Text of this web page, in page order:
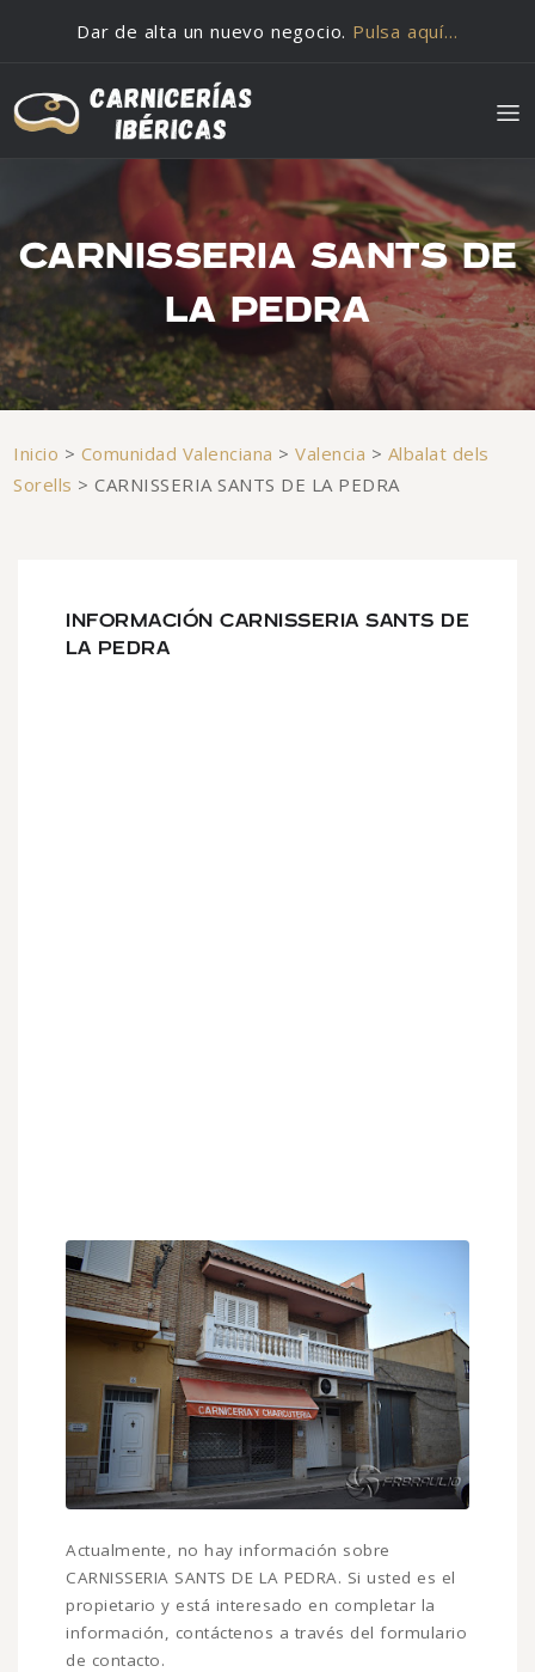
Dar de alta un nuevo negocio. Pulsa aquí…
CARNISSERIA SANTS DE
LA PEDRA
Inicio > Comunidad Valenciana >Valencia > Albalat dels
Sorells >CARNISSERIA SANTS DE LA PEDRA
INFORMACIÓN CARNISSERIA SANTS DE
LA PEDRA
Actualmente, no hay información sobre
CARNISSERIA SANTS DE LA PEDRA. Si usted es el
propietario y está interesado en completar la
información, contáctenos a través del formulario
de contacto.